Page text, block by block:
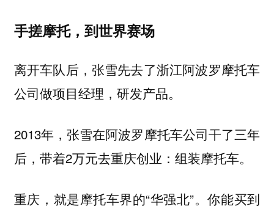
手搓摩托，到世界赛场
离开车队后，张雪先去了浙江阿波罗摩托车
公司做项目经理，研发产品。
2013年，张雪在阿波罗摩托车公司干了三年
后，带着2万元去重庆创业：组装摩托车。
重庆，就是摩托车界的“华强北”。你能买到